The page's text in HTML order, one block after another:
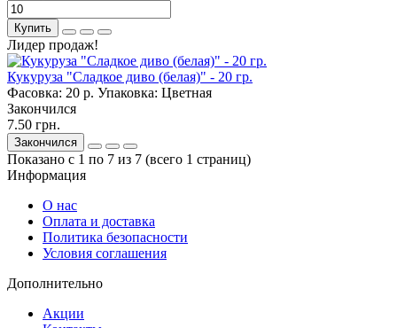
Купить
Лидер продаж!
Кукуруза "Сладкое диво (белая)" - 20 гр.
Фасовка: 20 р. Упаковка: Цветная
Закончился
7.50 грн.
Закончился
Показано с 1 по 7 из 7 (всего 1 страниц)
Информация
О нас
Оплата и доставка
Политика безопасности
Условия соглашения
Дополнительно
Акции